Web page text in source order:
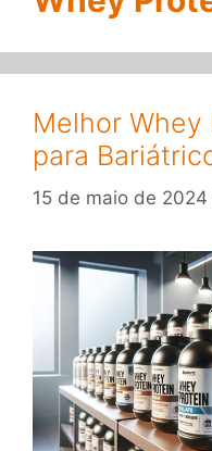
Melhor Whey
para
15 de maio de 2024